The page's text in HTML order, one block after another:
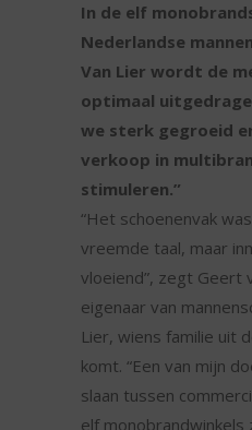
In de elf
Nederlandse
Van Lier wordt de
optimaal
we sterk gegroeid
verkoop in
stimuleren.”
“Het schoenenvak
vreemde taal, maar
vloeiend”, zegt Geert
eigenaar van
Lier, wiens familie uit
komt. “Een van mijn
slaan tussen
elf